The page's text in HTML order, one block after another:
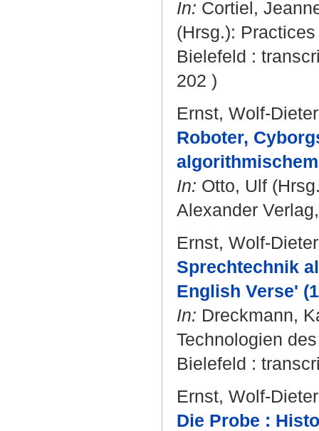
In: Cortiel,
(Hrsg.):
Bielefeld :
202 )
Ernst, Wolf-Dieter
Roboter,
In: Otto, Ulf
Alexander
Ernst, Wolf-Dieter
Sprechtechnik
English Verse'
In: Dreckmann,
Technologien
Bielefeld :
Ernst, Wolf-Dieter
Die Probe :